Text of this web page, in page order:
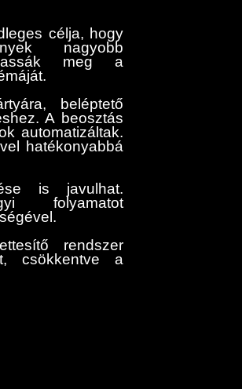
célja, hogy
nagyobb
meg a
beléptető
A beosztás
automatizáltak.
hatékonyabbá
is javulhat.
folyamatot
rendszer
csökkentve a